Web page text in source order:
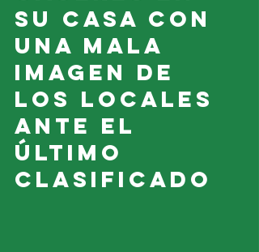
su casa con
una mala
imagen de
los locales
ante el
último
clasificado